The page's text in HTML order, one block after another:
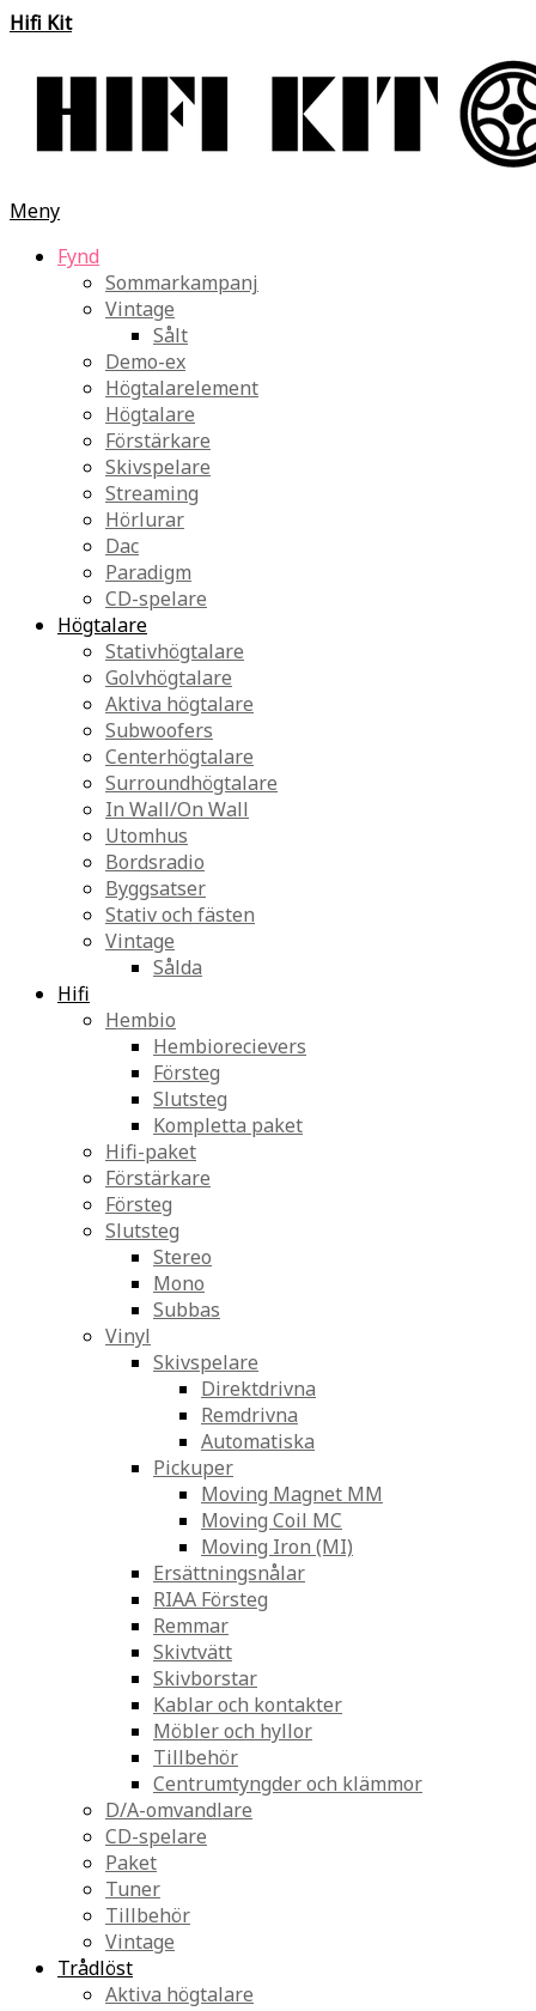
Hifi Kit
Meny
Fynd
Sommarkampanj
Vintage
Sålt
Demo-ex
Högtalarelement
Högtalare
Förstärkare
Skivspelare
Streaming
Hörlurar
Dac
Paradigm
CD-spelare
Högtalare
Stativhögtalare
Golvhögtalare
Aktiva högtalare
Subwoofers
Centerhögtalare
Surroundhögtalare
In Wall/On Wall
Utomhus
Bordsradio
Byggsatser
Stativ och fästen
Vintage
Sålda
Hifi
Hembio
Hembiorecievers
Försteg
Slutsteg
Kompletta paket
Hifi-paket
Förstärkare
Försteg
Slutsteg
Stereo
Mono
Subbas
Vinyl
Skivspelare
Direktdrivna
Remdrivna
Automatiska
Pickuper
Moving Magnet MM
Moving Coil MC
Moving Iron (MI)
Ersättningsnålar
RIAA Försteg
Remmar
Skivtvätt
Skivborstar
Kablar och kontakter
Möbler och hyllor
Tillbehör
Centrumtyngder och klämmor
D/A-omvandlare
CD-spelare
Paket
Tuner
Tillbehör
Vintage
Trådlöst
Aktiva högtalare